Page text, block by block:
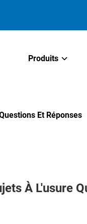
Produits
Et Réponses
À L'usure